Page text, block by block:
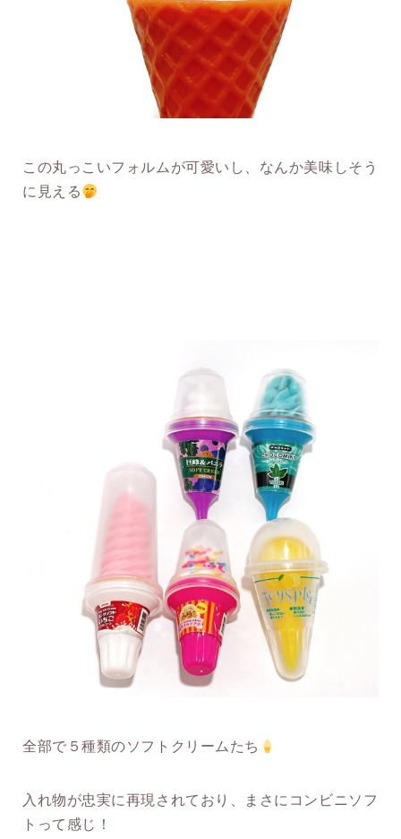
この丸っこいフォルムが可愛いし、なんか美味しそう
に見える
全部で５種類のソフトクリームたち
入れ物が忠実に再現されており、まさにコンビニソフ
トって感じ！